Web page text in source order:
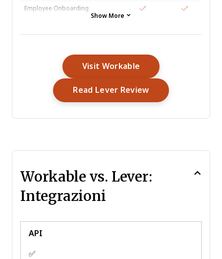
Employee Onboarding
Feedback Management
Show More
Visit Workable Opens New Window
Read Lever ReviewOpens New
Workable vs. Lever:
Integrazioni
API
✅